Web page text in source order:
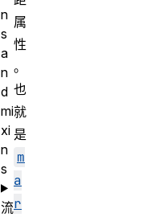
属
性
。
也
就
是
m
a
r
n
s
a
n
d
mi
xi
n
s
流